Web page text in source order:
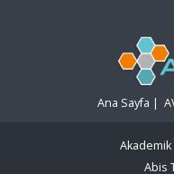
Ana Sayfa |
Abis